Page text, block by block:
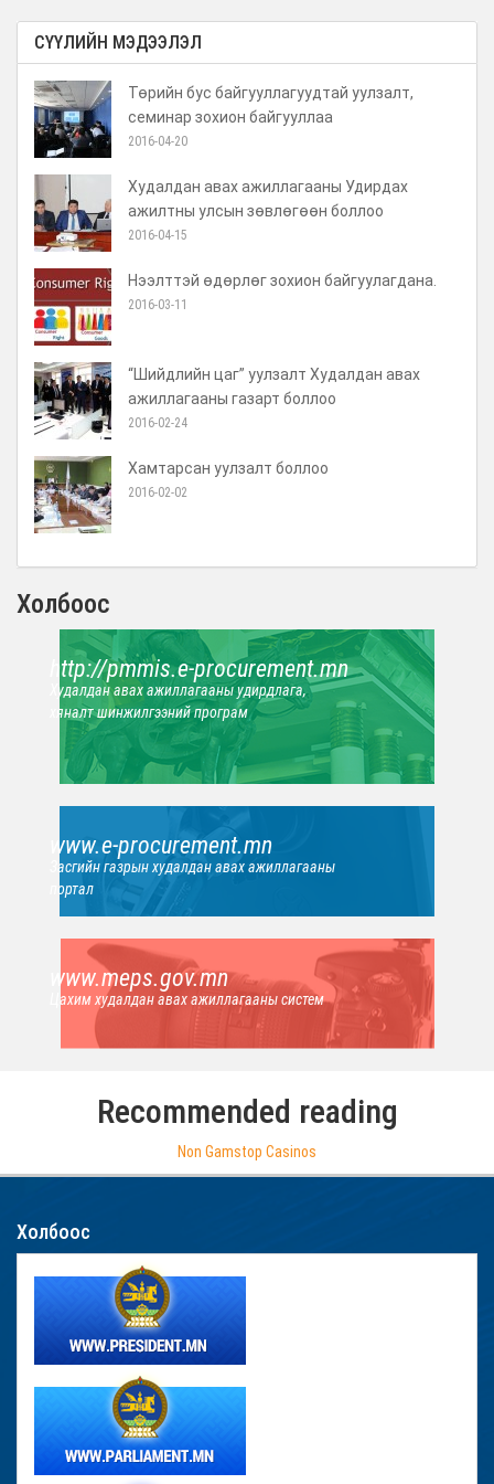
СҮҮЛИЙН МЭДЭЭЛЭЛ
Төрийн бус байгууллагуудтай уулзалт,
семинар зохион байгууллаа
2016-04-20
Худалдан авах ажиллагааны Удирдах
ажилтны улсын зөвлөгөөн боллоо
2016-04-15
Нээлттэй өдөрлөг зохион байгуулагдана.
2016-03-11
“Шийдлийн цаг” уулзалт Худалдан авах
ажиллагааны газарт боллоо
2016-02-24
Хамтарсан уулзалт боллоо
2016-02-02
Холбоос
http://pmmis.e-procurement.mn
Худалдан авах ажиллагааны удирдлага,
хяналт шинжилгээний програм
www.e-procurement.mn
Засгийн газрын худалдан авах ажиллагааны
портал
www.meps.gov.mn
Цахим худалдан авах ажиллагааны систем
Recommended reading
Non Gamstop Casinos
Холбоос